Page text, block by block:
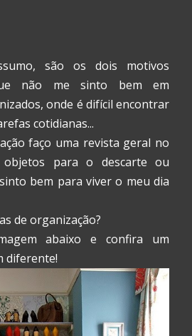
são os dois motivos
não me sinto bem em
onde é difícil encontrar
cotidianas...
faço uma revista geral no
objetos para o descarte ou
bem para viver o meu dia
de organização?
abaixo e confira um
diferente!